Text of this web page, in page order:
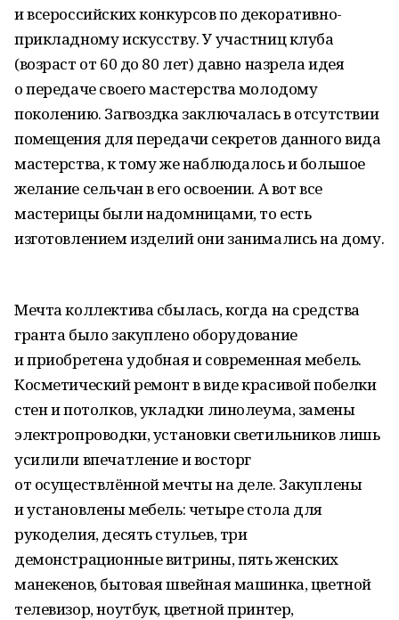
и всероссийских конкурсов по декоративно-
прикладному искусству. У участниц клуба
(возраст от 60 до 80 лет) давно назрела идея
о передаче своего мастерства молодому
поколению. Загвоздка заключалась в отсутствии
помещения для передачи секретов данного вида
мастерства, к тому же наблюдалось и большое
желание сельчан в его освоении. А вот все
мастерицы были надомницами, то есть
изготовлением изделий они занимались на дому.
Мечта коллектива сбылась, когда на средства
гранта было закуплено оборудование
и приобретена удобная и современная мебель.
Косметический ремонт в виде красивой побелки
стен и потолков, укладки линолеума, замены
электропроводки, установки светильников лишь
усилили впечатление и восторг
от осуществлённой мечты на деле. Закуплены
и установлены мебель: четыре стола для
рукоделия, десять стульев, три
демонстрационные витрины, пять женских
манекенов, бытовая швейная машинка, цветной
телевизор, ноутбук, цветной принтер,